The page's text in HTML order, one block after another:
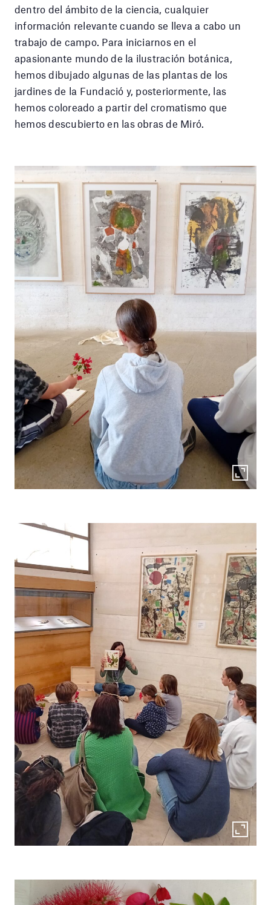
dentro del ámbito de la ciencia, cualquier
información relevante cuando se lleva a cabo un
trabajo de campo. Para iniciarnos en el
apasionante mundo de la ilustración botánica,
hemos dibujado algunas de las plantas de los
jardines de la Fundació y, posteriormente, las
hemos coloreado a partir del cromatismo que
hemos descubierto en las obras de Miró.